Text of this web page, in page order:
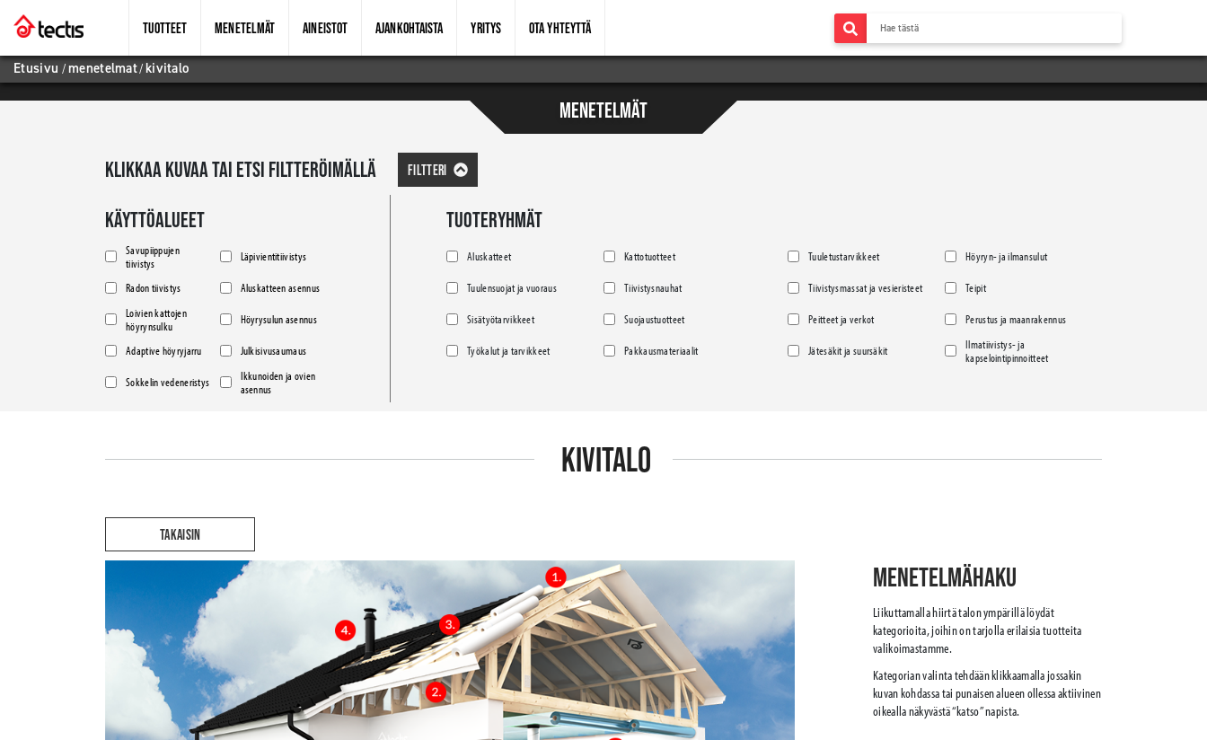
TUOTTEET MENETELMÄT AINEISTOT AJANKOHTAISTA YRITYS OTA YHTEYTTÄ
Etusivu/menetelmat/kivitalo
MENETELMÄT
KLIKKAA KUVAA TAI ETSI FILTTERÖIMÄLLÄ FILTTERI
KÄYTTÖALUEET
Savupiippujen
tiivistys
Läpivientitiivistys
Radon tiivistys
Aluskatteen asennus
Loivien kattojen
höyrynsulku
Höyrysulun asennus
Adaptive höyryjarru Julkisivusaumaus
Sokkelin vedeneristys
Ikkunoiden ja ovien
asennus
TUOTERYHMÄT
Aluskatteet Kattotuotteet Tuuletustarvikkeet Höyryn- ja ilmansulut
Tuulensuojat ja vuoraus Tiivistysnauhat Tiivistysmassat ja vesieristeet Teipit
Sisätyötarvikkeet Suojaustuotteet Peitteet ja verkot Perustus ja maanrakennus
Työkalut ja tarvikkeet Pakkausmateriaalit Jätesäkit ja suursäkit
Ilmatiivistys- ja
kapselointipinnoitteet
KIVITALO
TAKAISIN
Menetelmähaku
Liikuttamalla hiirtä talon ympärillä löydät
kategorioita, joihin on tarjolla erilaisia tuotteita
valikoimastamme.
Kategorian valinta tehdään klikkaamalla jossakin
kuvan kohdassa tai punaisen alueen ollessa aktiivinen
oikealla näkyvästä “katso” napista.